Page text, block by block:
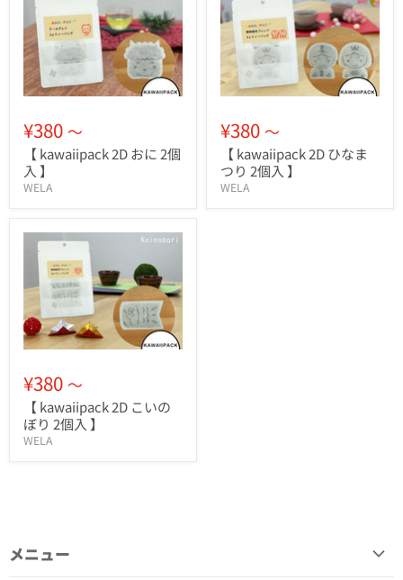
¥380 ～
【 kawaiipack 2D おに 2個
入 】
WELA
¥380 ～
【 kawaiipack 2D ひなま
つり 2個入 】
WELA
¥380 ～
【 kawaiipack 2D こいの
ぼり 2個入 】
WELA
メニュー